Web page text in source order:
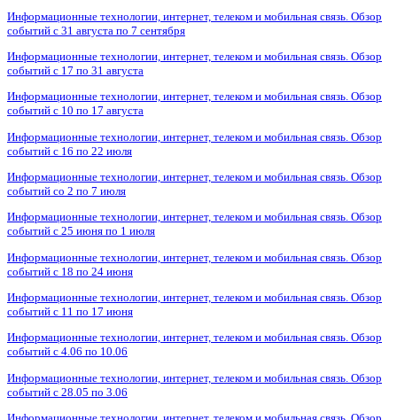
Информационные технологии, интернет, телеком и мобильная связь. Обзор
событий с 31 августа по 7 сентября
Информационные технологии, интернет, телеком и мобильная связь. Обзор
событий с 17 по 31 августа
Информационные технологии, интернет, телеком и мобильная связь. Обзор
событий с 10 по 17 августа
Информационные технологии, интернет, телеком и мобильная связь. Обзор
событий с 16 по 22 июля
Информационные технологии, интернет, телеком и мобильная связь. Обзор
событий со 2 по 7 июля
Информационные технологии, интернет, телеком и мобильная связь. Обзор
событий с 25 июня по 1 июля
Информационные технологии, интернет, телеком и мобильная связь. Обзор
событий с 18 по 24 июня
Информационные технологии, интернет, телеком и мобильная связь. Обзор
событий с 11 по 17 июня
Информационные технологии, интернет, телеком и мобильная связь. Обзор
событий с 4.06 по 10.06
Информационные технологии, интернет, телеком и мобильная связь. Обзор
событий с 28.05 по 3.06